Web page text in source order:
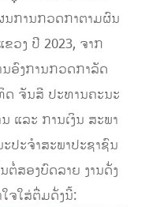
ນການກວດກາຕາມຜົນ
ວງ ປີ 2023, ຈາກ
ອົງການກວດກາລັດ
ດ ຈັນສີ ປະທານຄະນະ
ແລະ ການເງິນ ສະພາ
ປະຈຳສະພາປະຊາຊົນ
ສອງບົດລາຍ ງານດັ່ງ
ຈໃສ່ຕື່ມດັ່ງນີ້: